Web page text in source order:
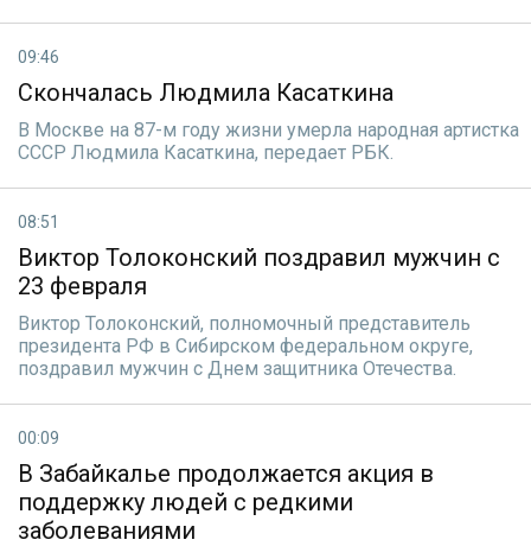
09:46
Скончалась Людмила Касаткина
В Москве на 87-м году жизни умерла народная артистка
СССР Людмила Касаткина, передает РБК.
08:51
Виктор Толоконский поздравил мужчин с
23 февраля
Виктор Толоконский, полномочный представитель
президента РФ в Сибирском федеральном округе,
поздравил мужчин с Днем защитника Отечества.
00:09
В Забайкалье продолжается акция в
поддержку людей с редкими
заболеваниями